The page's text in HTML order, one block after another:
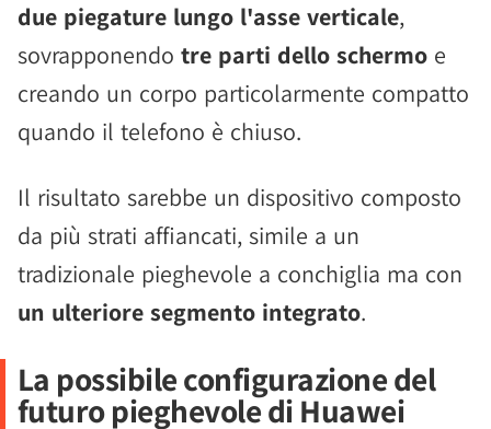
due piegature lungo l'asse verticale,
sovrapponendo tre parti dello schermo e
creando un corpo particolarmente compatto
quando il telefono è chiuso.
Il risultato sarebbe un dispositivo composto
da più strati affiancati, simile a un
tradizionale pieghevole a conchiglia ma con
un ulteriore segmento integrato.
La possibile configurazione del
futuro pieghevole di Huawei